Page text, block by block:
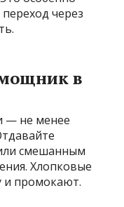
через
в
— не менее
смешанным
Хлопковые
и промокают.